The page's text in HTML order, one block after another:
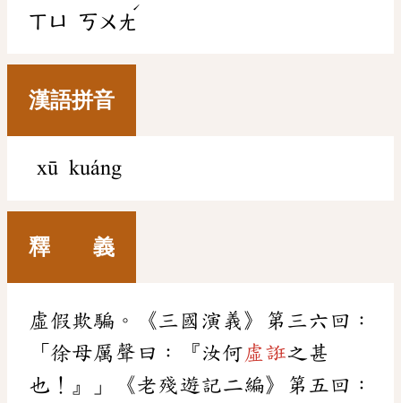
ㄒㄩ ㄎㄨㄤ
ˊ
漢語拼音
xū kuáng
釋 義
虛假欺騙。《三國演義》第三六回：
「徐母厲聲曰：『汝何虛誑之甚
也！』」《老殘遊記二編》第五回：